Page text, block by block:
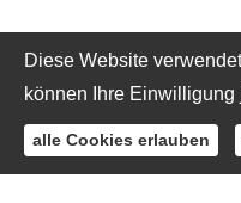
Diese Website
können Ihre
alle Cookies erlauben